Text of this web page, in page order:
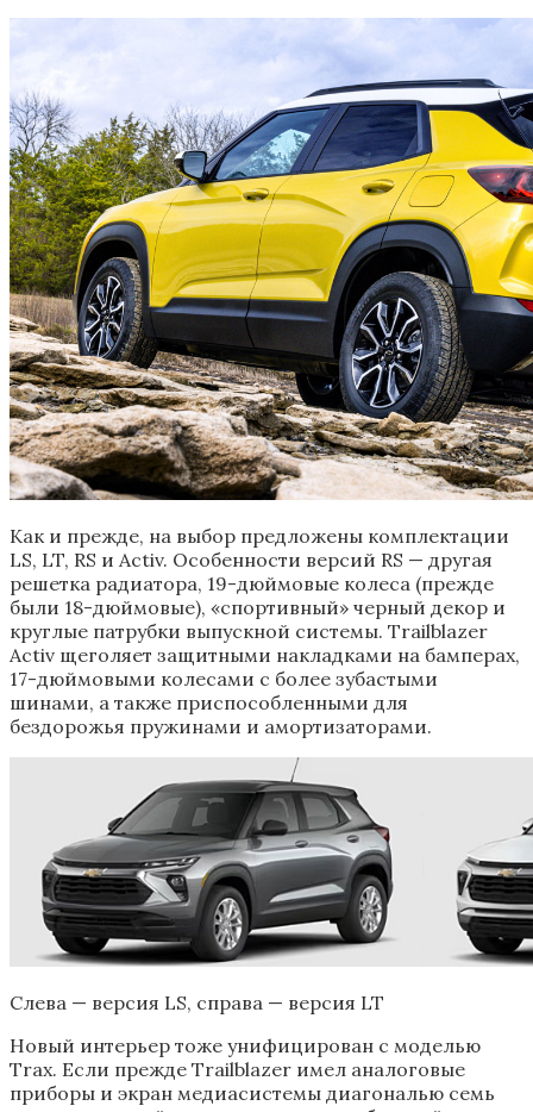
Как и прежде, на выбор предложены комплектации
LS, LT, RS и Activ. Особенности версий RS — другая
решетка радиатора, 19-дюймовые колеса (прежде
были 18-дюймовые), «спортивный» черный декор и
круглые патрубки выпускной системы. Trailblazer
Activ щеголяет защитными накладками на бамперах,
17-дюймовыми колесами с более зубастыми
шинами, а также приспособленными для
бездорожья пружинами и амортизаторами.
Слева — версия LS, справа — версия LT
Новый интерьер тоже унифицирован с моделью
Trax. Если прежде Trailblazer имел аналоговые
приборы и экран медиасистемы диагональю семь